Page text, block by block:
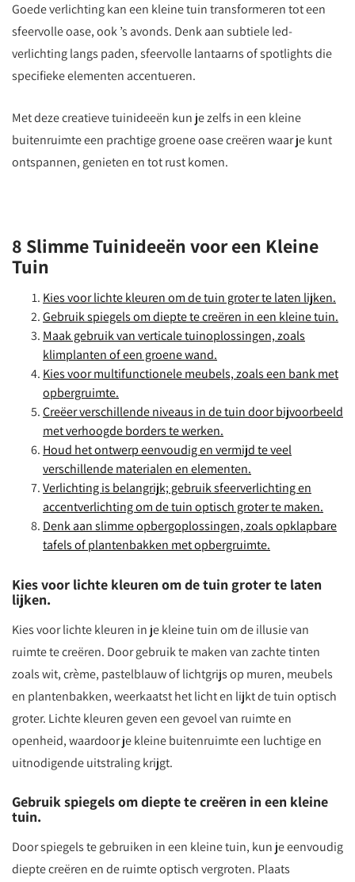
Goede verlichting kan een kleine tuin transformeren tot een
sfeervolle oase, ook ’s avonds. Denk aan subtiele led-
verlichting langs paden, sfeervolle lantaarns of spotlights die
specifieke elementen accentueren.
Met deze creatieve tuinideeën kun je zelfs in een kleine
buitenruimte een prachtige groene oase creëren waar je kunt
ontspannen, genieten en tot rust komen.
8 Slimme Tuinideeën voor een Kleine
Tuin
Kies voor lichte kleuren om de tuin groter te laten lijken.
Gebruik spiegels om diepte te creëren in een kleine tuin.
Maak gebruik van verticale tuinoplossingen, zoals
klimplanten of een groene wand.
Kies voor multifunctionele meubels, zoals een bank met
opbergruimte.
Creëer verschillende niveaus in de tuin door bijvoorbeeld
met verhoogde borders te werken.
Houd het ontwerp eenvoudig en vermijd te veel
verschillende materialen en elementen.
Verlichting is belangrijk; gebruik sfeerverlichting en
accentverlichting om de tuin optisch groter te maken.
Denk aan slimme opbergoplossingen, zoals opklapbare
tafels of plantenbakken met opbergruimte.
Kies voor lichte kleuren om de tuin groter te laten
lijken.
Kies voor lichte kleuren in je kleine tuin om de illusie van
ruimte te creëren. Door gebruik te maken van zachte tinten
zoals wit, crème, pastelblauw of lichtgrijs op muren, meubels
en plantenbakken, weerkaatst het licht en lijkt de tuin optisch
groter. Lichte kleuren geven een gevoel van ruimte en
openheid, waardoor je kleine buitenruimte een luchtige en
uitnodigende uitstraling krijgt.
Gebruik spiegels om diepte te creëren in een kleine
tuin.
Door spiegels te gebruiken in een kleine tuin, kun je eenvoudig
diepte creëren en de ruimte optisch vergroten. Plaats